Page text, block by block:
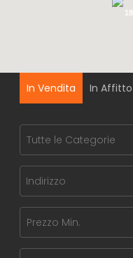
18
In Vendita In Affitto